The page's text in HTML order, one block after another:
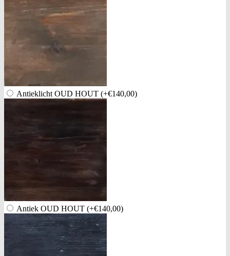
Antieklicht OUD HOUT (+€140,00)
Antiek OUD HOUT (+€140,00)